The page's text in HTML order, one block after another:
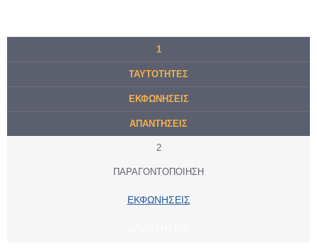
1
ΤΑΥΤΟΤΗΤΕΣ
ΕΚΦΩΝΗΣΕΙΣ
ΑΠΑΝΤΗΣΕΙΣ
2
ΠΑΡΑΓΟΝΤΟΠΟΙΗΣΗ
ΕΚΦΩΝΗΣΕΙΣ